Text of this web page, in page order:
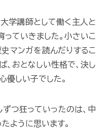
学講師として働く主人と
っていきました。小さいこ
マンガを読んだりするこ
、おとなしい性格で、決し
優しい子でした。
つ狂っていったのは、中
ように思います。